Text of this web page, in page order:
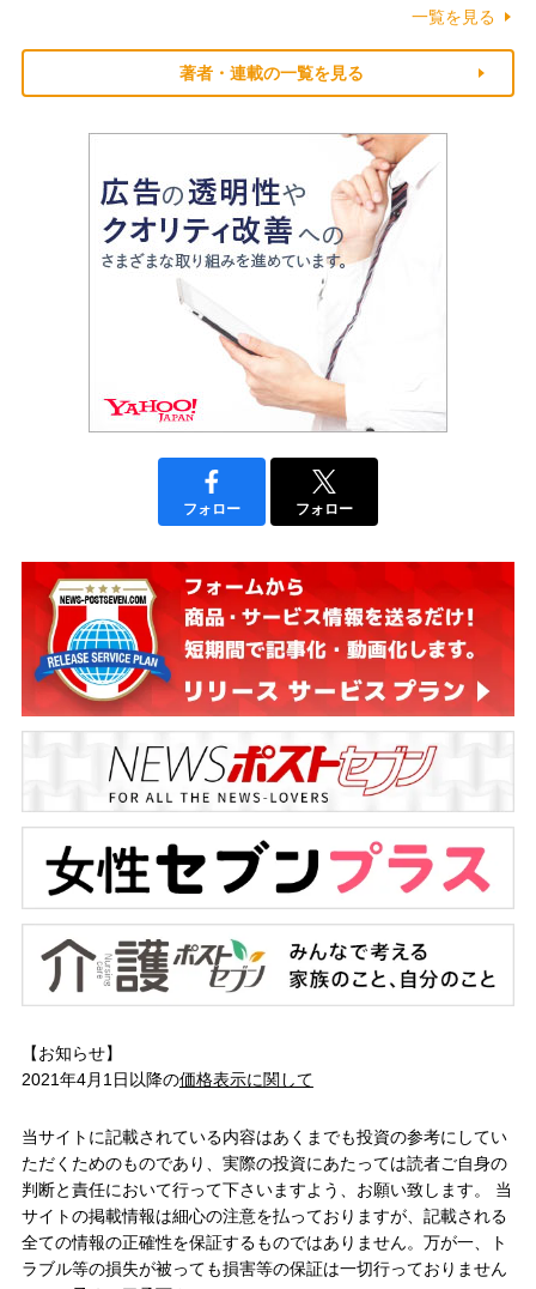
一覧を見る
著者・連載の一覧を見る
フォロー フォロー
【お知らせ】
2021年4月1日以降の価格表示に関して
当サイトに記載されている内容はあくまでも投資の参考にしてい
ただくためのものであり、実際の投資にあたっては読者ご自身の
判断と責任において行って下さいますよう、お願い致します。 当
サイトの掲載情報は細心の注意を払っておりますが、記載される
全ての情報の正確性を保証するものではありません。万が一、ト
ラブル等の損失が被っても損害等の保証は一切行っておりません